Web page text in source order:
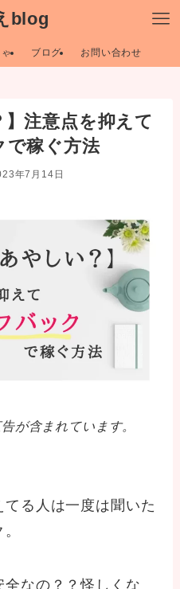
blog
ゃ ブログ お問い合わせ
】注意点を抑えて
で稼ぐ方法
年7月14日
が含まれています。
る人は一度は聞いた
なの？？怪しくな